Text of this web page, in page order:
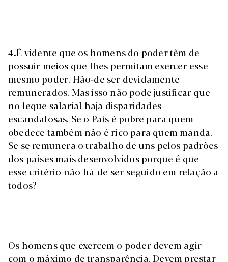
4.É vidente que os homens do poder têm de
possuir meios que lhes permitam exercer esse
mesmo poder. Hão-de ser devidamente
remunerados. Mas isso não pode justificar que
no leque salarial haja disparidades
escandalosas. Se o País é pobre para quem
obedece também não é rico para quem manda.
Se se remunera o trabalho de uns pelos padrões
dos países mais desenvolvidos porque é que
esse critério não há-de ser seguido em relação a
todos?
Os homens que exercem o poder devem agir
com o máximo de transparência. Devem prestar